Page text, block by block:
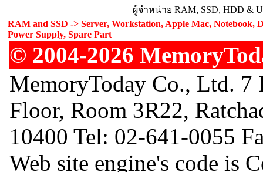
ผู้จำหน่าย RAM, SSD, HDD &
RAM and SSD -> Server, Workstation, Apple Mac, Notebook,
Power Supply, Spare Part
© 2004-2026
MemoryToday Co., Ltd.
Floor, Room 3R22,
10400 Tel: 02-641-0055
Web site engine's code is